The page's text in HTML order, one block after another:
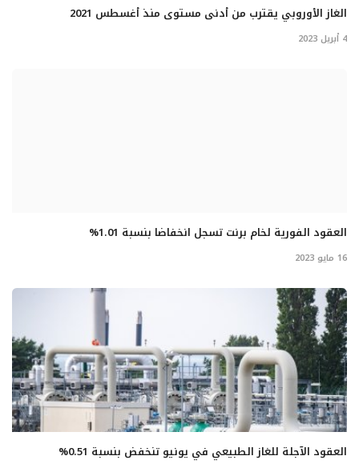
الغاز الأوروبي يقترب من أدنى مستوى منذ أغسطس 2021
4 أبريل 2023
العقود الفورية لخام برنت تسجل انخفاضا بنسبة 1.01%
16 مايو 2023
العقود الآجلة للغاز الطبيعي في يونيو تنخفض بنسبة 0.51%